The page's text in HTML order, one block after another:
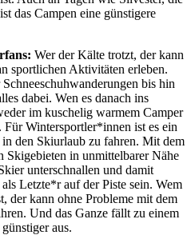
das Campen eine günstigere
Wer der Kälte trotzt, der kann
sportlichen Aktivitäten erleben.
bis hin
dabei. Wen es danach ins
im kuschelig warmem Camper
Wintersportler*innen ist es ein
den Skiurlaub zu fahren. Mit dem
in unmittelbarer Nähe
unterschnallen und damit
Letzte*r auf der Piste sein. Wem
der kann ohne Probleme mit dem
Und das Ganze fällt zu einem
aus.